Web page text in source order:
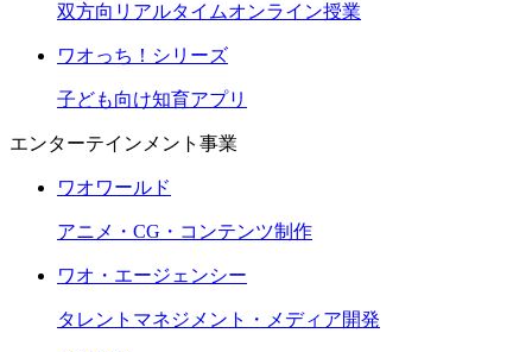
双方向リアルタイムオンライン授業
ワオっち！シリーズ
子ども向け知育アプリ
エンターテインメント事業
ワオワールド
アニメ・CG・コンテンツ制作
ワオ・エージェンシー
タレントマネジメント・メディア開発